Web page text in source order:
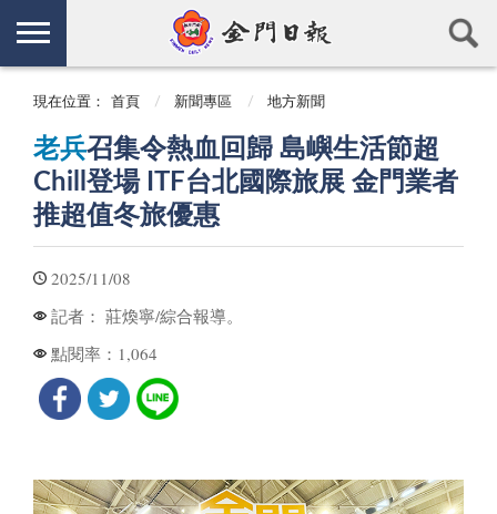
現在位置： 首頁 新聞專區 地方新聞
老兵召集令熱血回歸 島嶼生活節超
Chill登場 ITF台北國際旅展 金門業者
推超值冬旅優惠
2025/11/08
記者： 莊煥寧/綜合報導。
點閱率： 1,064